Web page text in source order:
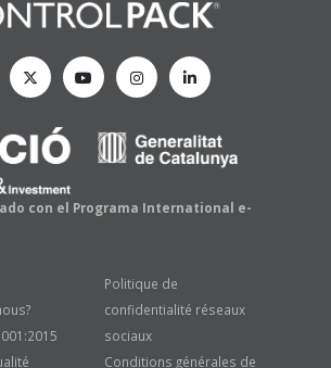
con el Programa International e-
Politique de
confidentialité réseaux
sociaux
Conditions générales de